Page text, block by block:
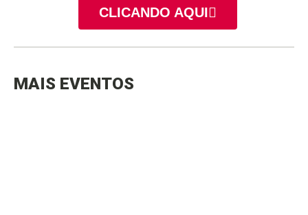
CLICANDO AQUI
MAIS EVENTOS